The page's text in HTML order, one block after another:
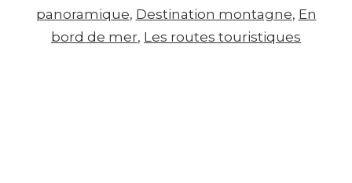
panoramique, Destination montagne, En
bord de mer, Les routes touristiques